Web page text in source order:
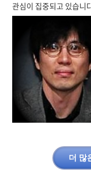
관심이 집중되고 있습니
더 많